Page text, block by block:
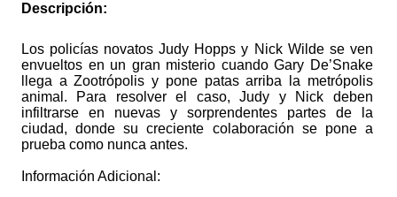
Descripción:
Los policías novatos Judy Hopps y Nick Wilde se ven
envueltos en un gran misterio cuando Gary De’Snake
llega a Zootrópolis y pone patas arriba la metrópolis
animal. Para resolver el caso, Judy y Nick deben
infiltrarse en nuevas y sorprendentes partes de la
ciudad, donde su creciente colaboración se pone a
prueba como nunca antes.
Información Adicional: